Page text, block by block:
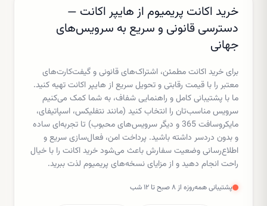
خرید اکانت پریمیوم از هایپر اکانت —
دسترسی قانونی و سریع به سرویس‌های
جهانی
برای خرید اکانت مطمئن، اشتراک‌های قانونی و گیفت‌کارت‌های
معتبر را با قیمت رقابتی و تحویل سریع از هایپر اکانت تهیه کنید.
ما با پشتیبانی کامل و راهنمایی شفاف، به شما کمک می‌کنیم
سرویس مناسب‌تان را انتخاب کنید (مانند نتفلیکس، اسپاتیفای،
مایکروسافت 365 و دیگر سرویس‌های محبوب) تا تجربه‌ای ساده
و بدون دردسر داشته باشید. پرداخت امن، فعال‌سازی سریع و
اطلاع‌رسانی وضعیت سفارش باعث می‌شود خرید اکانت را با خیال
راحت انجام دهید و از مزایای نسخه‌های پریمیوم لذت ببرید.
پشتیبانی همه‌روزه از ۸ صبح تا ۱۲ شب